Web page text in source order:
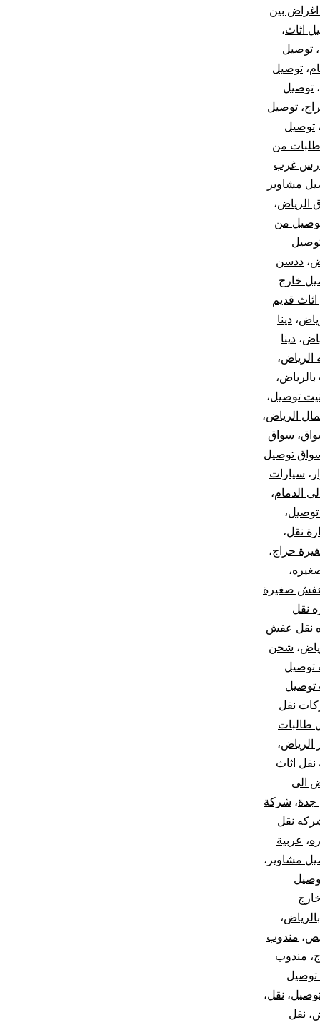
بين
اثاث،
، توصيل
، توصيل
، توصيل
، توصيل
توصيل
من
غرب
مشاوير
الرياض،
من
، ددسن
خارج
قديم
، دينا
، دينا
الرياض،
،
توصيل،
الرياض،
، سواق
توصيل
، سيارات
الدمام،
توصيل،
نقل،
حراج،
،
صغيرة
نقل
نقل عفش
، شحن
نقل
طالبات
الرياض،
اثاث
الى
جدة، شركة
نقل
، عربية
مشاوير ،
،
، مندوب
، مندوب
، نقل،
، نقل